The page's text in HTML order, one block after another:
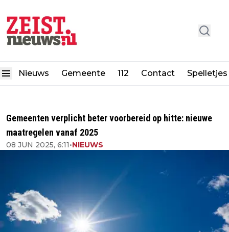
Nieuws Gemeente 112 Contact Spelletjes
Gemeenten verplicht beter voorbereid op hitte: nieuwe
maatregelen vanaf 2025
08 JUN 2025, 6:11•NIEUWS